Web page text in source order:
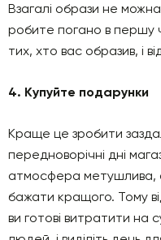
Взагалі образи не
робите погано в першу
тих, хто вас образив, і
4. Купуйте подарунки
Краще це зробити
передноворічні дні
атмосфера метушлива,
бажати кращого. Тому
ви готові витратити на